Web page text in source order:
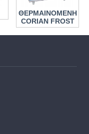
ΘΕΡΜΑΙΝΟΜΕΝΗ
CORIAN FROST